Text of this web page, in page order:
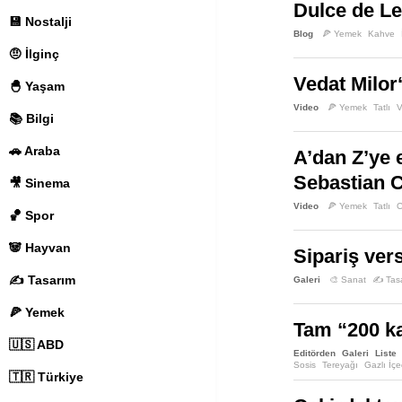
💾 Nostalji
🤨 İlginç
🐣 Yaşam
📚 Bilgi
🚗 Araba
🎥 Sinema
🏀 Spor
🐼 Hayvan
✍️ Tasarım
🍕 Yemek
🇺🇸 ABD
🇹🇷 Türkiye
Dulce de
Blog 🍕 Yemek Kahve
Vedat
Video 🍕 Yemek Tatlı
A’dan
Sebastian
Video 🍕 Yemek Tatlı
Sipariş
Galeri 🎨 Sanat ✍️
Tam “200
Editörden Galeri Liste
Sosis
Tereyağı Gazlı
Kahvaltılık Gevrek
Kalori